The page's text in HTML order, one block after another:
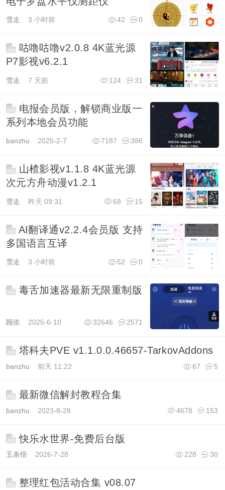
雪走 3 小时前 0
42
咕噜咕噜v2.0.8 4K蓝光源
P7影视v6.2.1
雪走 7 天前 31
124
电报会员版，解锁商业版一
系列本地会员功能
banzhu 2025-2-7 386
7187
山楂影视v1.1.8 4K蓝光源
次元方舟动漫v1.2.1
雪走 昨天 09:31 15
68
AI翻译通v2.2.4会员版 支持
多国语言互译
雪走 3 小时前 0
52
毒舌加速器最新无限重制版
顾依 2025-6-10 2571
32646
塔科夫PVE v1.1.0.0.46657-TarkovAddons
banzhu 前天 11:22 5
67
最新微信解封教程合集
banzhu 2023-8-28 153
4678
快乐水世界-免费后台版
五条悟2026-7-28 30
228
整理红包活动合集 v08.07